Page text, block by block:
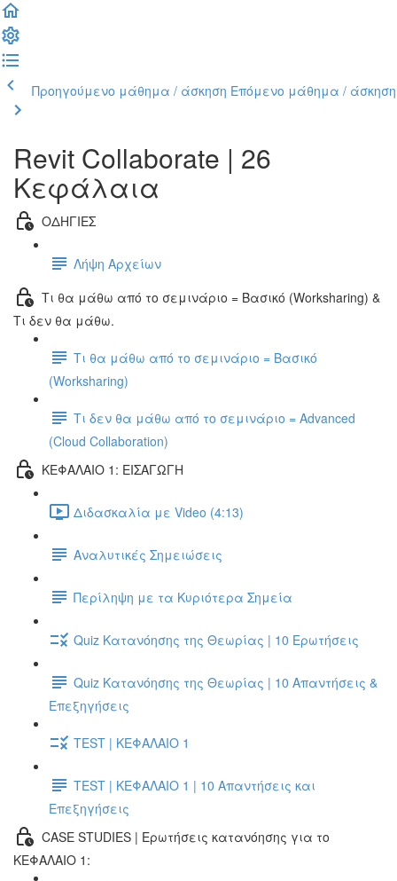
Προηγούμενο μάθημα / άσκηση Επόμενο μάθημα / άσκηση
Revit Collaborate | 26
Κεφάλαια
ΟΔΗΓΙΕΣ
Λήψη Αρχείων
Τι θα μάθω από το σεμινάριο = Βασικό (Worksharing) &
Τι δεν θα μάθω.
Τι θα μάθω από το σεμινάριο = Βασικό
(Worksharing)
Τι δεν θα μάθω από το σεμινάριο = Advanced
(Cloud Collaboration)
ΚΕΦΑΛΑΙΟ 1: ΕΙΣΑΓΩΓΗ
Διδασκαλία με Video (4:13)
Αναλυτικές Σημειώσεις
Περίληψη με τα Κυριότερα Σημεία
Quiz Κατανόησης της Θεωρίας | 10 Ερωτήσεις
Quiz Κατανόησης της Θεωρίας | 10 Απαντήσεις &
Επεξηγήσεις
TEST | ΚΕΦΑΛΑΙΟ 1
TEST | ΚΕΦΑΛΑΙΟ 1 | 10 Απαντήσεις και
Επεξηγήσεις
CASE STUDIES | Ερωτήσεις κατανόησης για το
ΚΕΦΑΛΑΙΟ 1: